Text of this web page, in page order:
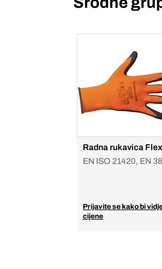
Radna rukavica
EN ISO 21420, EN
Prijavite se kako bi
cijene